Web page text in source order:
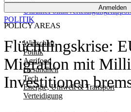
Anmelden
POLICY AREAS
Wirtschaft
Politik
Agrifood
Gesundheit
Tech
Energie, Umwelt & Transport
Verteidigung
UkrainePolitikVerteidigung
Flüchtlingskrise:
Migration mit
Investitionen
POLITIK